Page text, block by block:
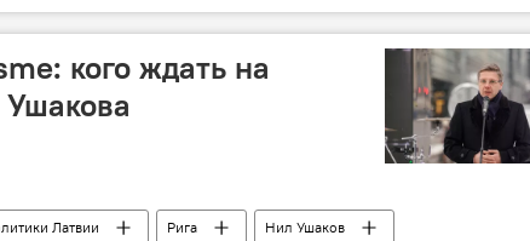
кого ждать на
Латвии Рига
Нил Ушаков